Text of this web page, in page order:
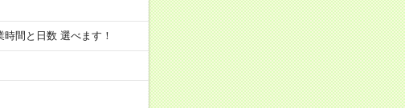
間と日数 選べます！